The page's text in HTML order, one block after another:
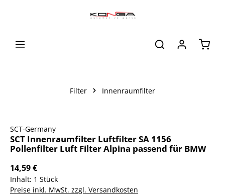
Filter Innenraumfilter
SCT-Germany
SCT Innenraumfilter Luftfilter SA 1156
Pollenfilter Luft Filter Alpina passend für BMW
14,59 €
Inhalt: 1 Stück
Preise inkl. MwSt. zzgl. Versandkosten